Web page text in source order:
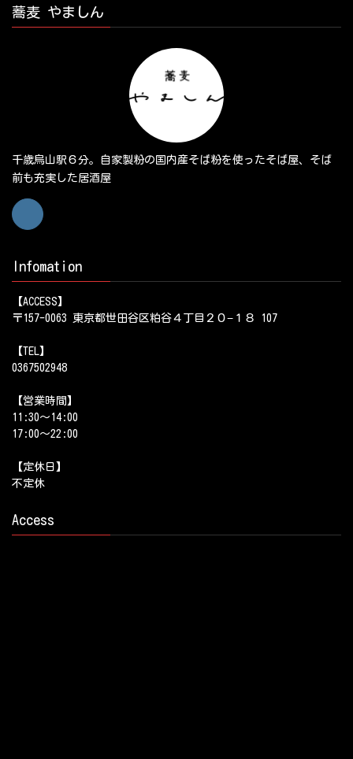
蕎麦 やましん
千歳烏山駅６分。自家製粉の国内産そば粉を使ったそば屋、そば
前も充実した居酒屋
Infomation
【ACCESS】
〒157-0063 東京都世田谷区粕谷４丁目２０−１８ 107
【TEL】
0367502948
【営業時間】
11:30～14:00
17:00～22:00
【定休日】
不定休
Access